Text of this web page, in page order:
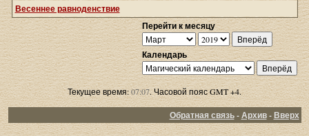
Весеннее равноденствие
Перейти к месяцу
Календарь
Текущее время:07:07. Часовой пояс GMT +4.
Обратная связь-Архив-Вверх